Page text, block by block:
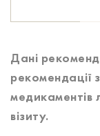
Дані
рекомендації
медикаментів
візиту.